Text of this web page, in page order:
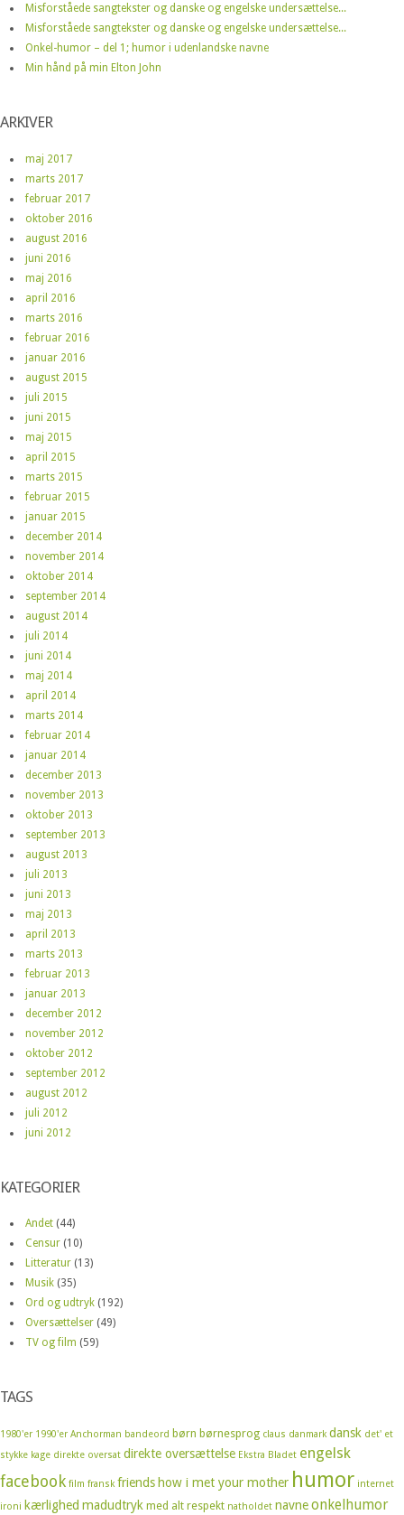
Misforståede sangtekster og danske og engelske undersættelse...
Misforståede sangtekster og danske og engelske undersættelse...
Onkel-humor – del 1; humor i udenlandske navne
Min hånd på min Elton John
ARKIVER
maj 2017
marts 2017
februar 2017
oktober 2016
august 2016
juni 2016
maj 2016
april 2016
marts 2016
februar 2016
januar 2016
august 2015
juli 2015
juni 2015
maj 2015
april 2015
marts 2015
februar 2015
januar 2015
december 2014
november 2014
oktober 2014
september 2014
august 2014
juli 2014
juni 2014
maj 2014
april 2014
marts 2014
februar 2014
januar 2014
december 2013
november 2013
oktober 2013
september 2013
august 2013
juli 2013
juni 2013
maj 2013
april 2013
marts 2013
februar 2013
januar 2013
december 2012
november 2012
oktober 2012
september 2012
august 2012
juli 2012
juni 2012
KATEGORIER
Andet (44)
Censur (10)
Litteratur (13)
Musik (35)
Ord og udtryk (192)
Oversættelser (49)
TV og film (59)
TAGS
1980'er 1990'er Anchorman bandeord børn børnesprog claus danmark dansk det' et
stykke kage direkte oversat direkte oversættelse Ekstra Bladet engelsk
facebook film fransk friends how i met your mother humor internet
ironi kærlighed madudtryk med alt respekt natholdet navneonkelhumor